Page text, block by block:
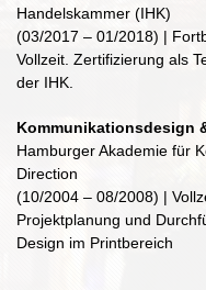
Handelskammer (IHK)
(03/2017 – 01/2018) |
Vollzeit. Zertifizierung als
der IHK.
Kommunikationsdesign
Hamburger Akademie für
Direction
(10/2004 – 08/2008) |
Projektplanung und
Design im Printbereich